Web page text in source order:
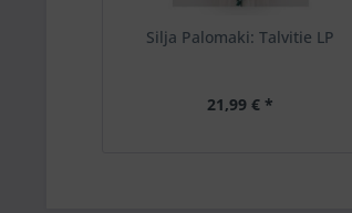
Silja Palomaki: Talvitie LP
21,99 € *